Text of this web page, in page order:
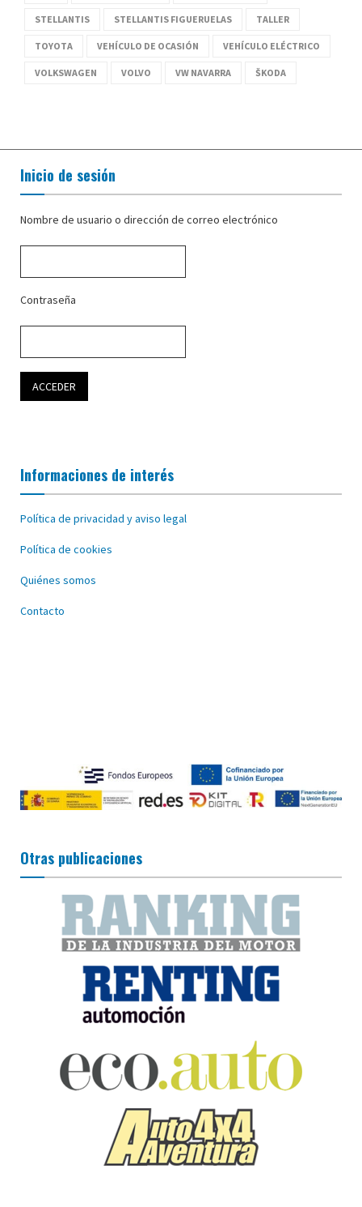
STELLANTIS STELLANTIS FIGUERUELAS TALLER
TOYOTA VEHÍCULO DE OCASIÓN VEHÍCULO ELÉCTRICO
VOLKSWAGEN VOLVO VW NAVARRA ŠKODA
Inicio de sesión
Nombre de usuario o dirección de correo electrónico
Contraseña
Informaciones de interés
Política de privacidad y aviso legal
Política de cookies
Quiénes somos
Contacto
Otras publicaciones